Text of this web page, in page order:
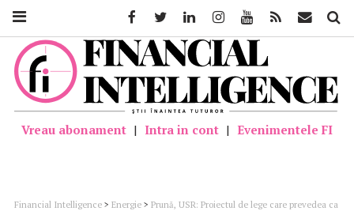
Vreau abonament | Intra in cont | Evenimentele FI
Financial Intelligence > Energie > Prună, USR: Proiectul de lege care prevedea ca
FacebookTwitter LinkedinInstagramYoutube Feed Mail